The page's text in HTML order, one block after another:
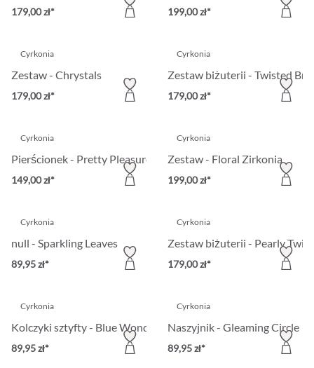
179,00 zł* 199,00 zł*
Cyrkonia
Zestaw - Chrystals
179,00 zł*
Cyrkonia
Zestaw biżuterii - Twisted
179,00 zł*
Cyrkonia
Pierścionek - Pretty Pleasure
149,00 zł*
Cyrkonia
Zestaw - Floral Zirkonia
199,00 zł*
Cyrkonia
null - Sparkling Leaves
89,95 zł*
Cyrkonia
Zestaw biżuterii - Pearly Twigs
179,00 zł*
Cyrkonia
Kolczyki sztyfty - Blue Wonder
89,95 zł*
Cyrkonia
Naszyjnik - Gleaming Circle
89,95 zł*